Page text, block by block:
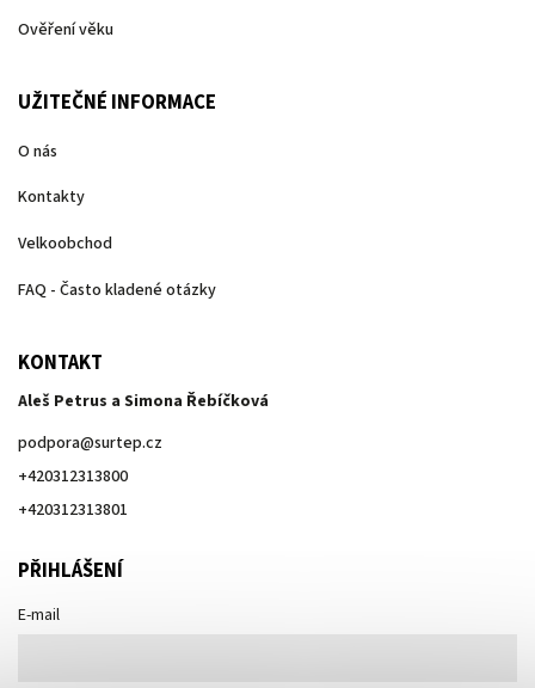
Ověření věku
UŽITEČNÉ INFORMACE
O nás
Kontakty
Velkoobchod
FAQ - Často kladené otázky
KONTAKT
Aleš Petrus a Simona Řebíčková
podpora@surtep.cz
+420312313800
+420312313801
PŘIHLÁŠENÍ
E-mail